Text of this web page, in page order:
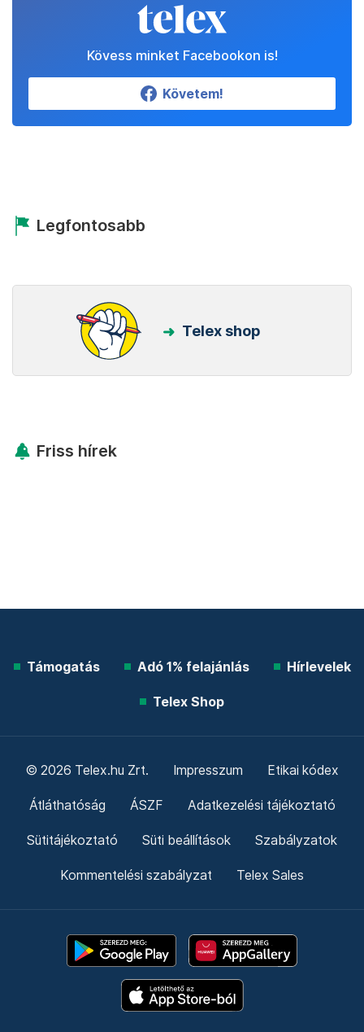
Kövess minket Facebookon is!
Követem!
Legfontosabb
Telex shop
Friss hírek
Támogatás Adó 1% felajánlás Hírlevelek
Telex Shop
© 2026 Telex.hu Zrt. Impresszum Etikai kódex
Átláthatóság ÁSZF Adatkezelési tájékoztató
Sütitájékoztató Süti beállítások Szabályzatok
Kommentelési szabályzat Telex Sales